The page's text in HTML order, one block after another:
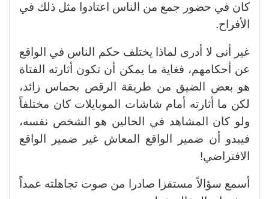
كان في حضور جمع من الناس اعتادوا مثل ذلك في
الأفراح.
غير أنى لا أدرى لماذا يختلف حكم الناس في الواقع
عن أحكامهم، فغاية ما يمكن أن تكون أثارته الفتاة
هو بعض الضيق من طريقة الرقص بحماس زائد،
لكن ما أثارته أمام شاشات الموبايلات كان مختلفاً
ولو كان المشاهد في الحالين هو الشخص نفسه،
فيبدو أن ضمير الواقع المعاش غير ضمير الواقع
الافتراضي!
أسمع سؤالاً مستفزا صادرا من صوت تجاهلته عمداً